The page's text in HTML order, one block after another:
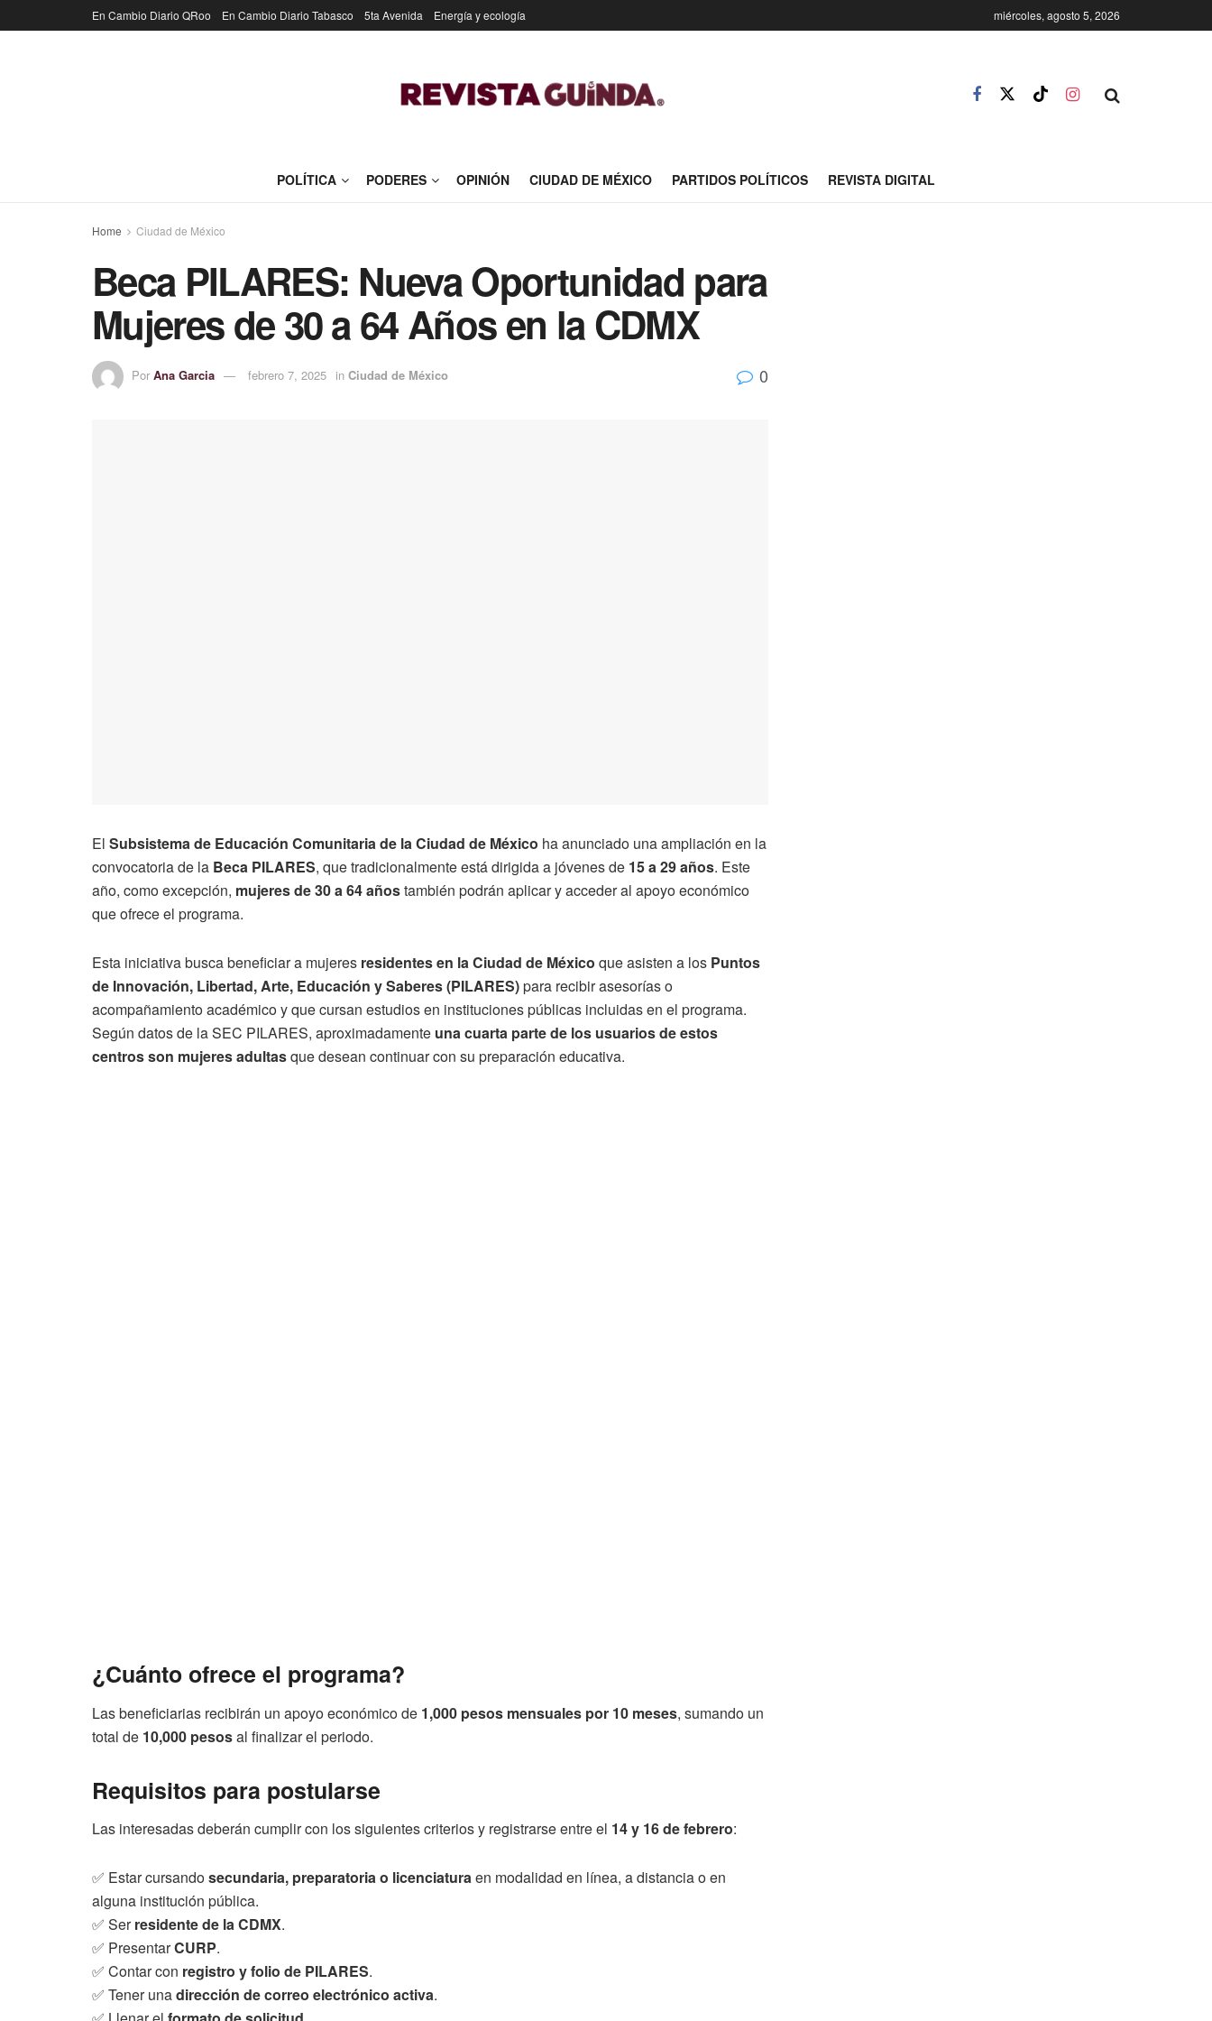
En Cambio Diario QRoo En Cambio Diario Tabasco 5ta Avenida Energía y ecología miércoles, agosto 5, 2026
POLÍTICA PODERES OPINIÓN CIUDAD DE MÉXICO PARTIDOS POLÍTICOS REVISTA DIGITAL
Home Ciudad de México
Beca PILARES: Nueva Oportunidad para
Mujeres de 30 a 64 Años en la CDMX
Por Ana Garcia febrero 7, 2025 in Ciudad de México 0
El Subsistema de Educación Comunitaria de la Ciudad de México ha anunciado una ampliación en la
convocatoria de la Beca PILARES, que tradicionalmente está dirigida a jóvenes de 15 a 29 años. Este
año, como excepción, mujeres de 30 a 64 añostambién podrán aplicar y acceder al apoyo económico
que ofrece el programa.
Esta iniciativa busca beneficiar a mujeres residentes en la Ciudad de México que asisten a los Puntos
de Innovación, Libertad, Arte, Educación y Saberes (PILARES)para recibir asesorías o
acompañamiento académico y que cursan estudios en instituciones públicas incluidas en el programa.
Según datos de la SEC PILARES, aproximadamente una cuarta parte de los usuarios de estos
centros son mujeres adultasque desean continuar con su preparación educativa.
¿Cuánto ofrece el programa?
Las beneficiarias recibirán un apoyo económico de 1,000 pesos mensuales por 10 meses, sumando un
total de 10,000 pesosal finalizar el periodo.
Requisitos para postularse
Las interesadas deberán cumplir con los siguientes criterios y registrarse entre el 14 y 16 de febrero:
✅ Estar cursandosecundaria, preparatoria o licenciaturaen modalidad en línea, a distancia o en
alguna institución pública.
✅ Serresidente de la CDMX.
✅ PresentarCURP.
✅ Contar con registro y folio de PILARES.
✅ Tener unadirección de correo electrónico activa.